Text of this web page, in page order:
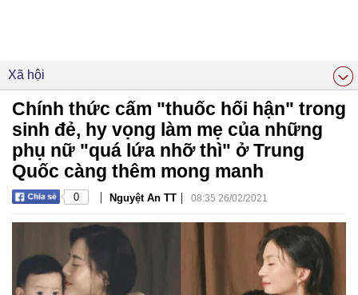
Xã hội
Chính thức cấm "thuốc hối hận" trong
sinh đẻ, hy vọng làm mẹ của những
phụ nữ "quá lứa nhỡ thì" ở Trung
Quốc càng thêm mong manh
0 | Nguyệt An TT | 08:35 26/02/2021